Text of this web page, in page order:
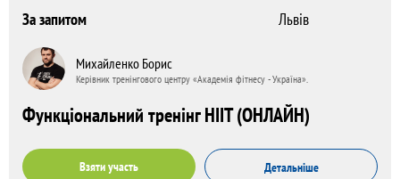
За запитом Львів
Михайленко Борис
Керівник тренінгового центру «Академія фітнесу - Україна».
Функціональний тренінг HIIT (ОНЛАЙН)
Взяти участь Детальніше